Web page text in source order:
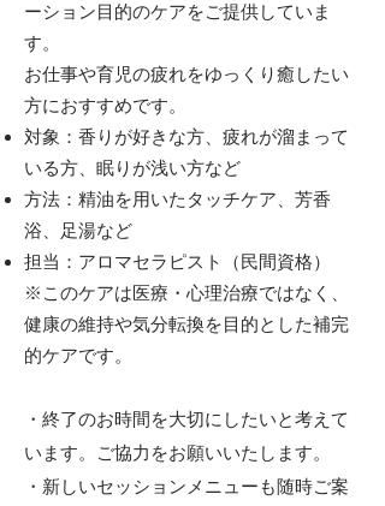
ーション目的のケアをご提供していま
す。
お仕事や育児の疲れをゆっくり癒したい
方におすすめです。
対象：香りが好きな方、疲れが溜まって
いる方、眠りが浅い方など
方法：精油を用いたタッチケア、芳香
浴、足湯など
担当：アロマセラピスト（民間資格）
※このケアは医療・心理治療ではなく、
健康の維持や気分転換を目的とした補完
的ケアです。
・終了のお時間を大切にしたいと考えて
います。ご協力をお願いいたします。
・新しいセッションメニューも随時ご案